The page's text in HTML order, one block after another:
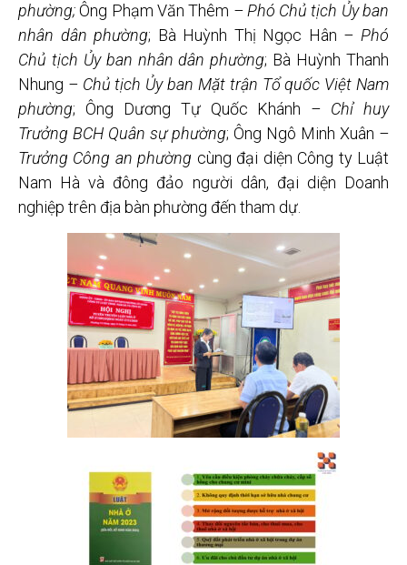
phường;Ông Phạm Văn Thêm – Phó Chủ tịch Ủy ban
nhân dân phường; Bà Huỳnh Thị Ngọc Hân – Phó
Chủ tịch Ủy ban nhân dân phường; Bà Huỳnh Thanh
Nhung – Chủ tịch Ủy ban Mặt trận Tổ quốc Việt Nam
phường; Ông Dương Tự Quốc Khánh – Chỉ huy
Trưởng BCH Quân sự phường; Ông Ngô Minh Xuân –
Trưởng Công an phường cùng đại diện Công ty Luật
Nam Hà và đông đảo người dân, đại diện Doanh
nghiệp trên địa bàn phường đến tham dự.